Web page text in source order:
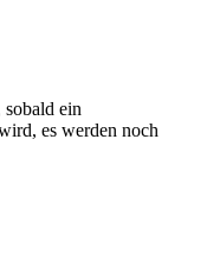
ein
es werden noch